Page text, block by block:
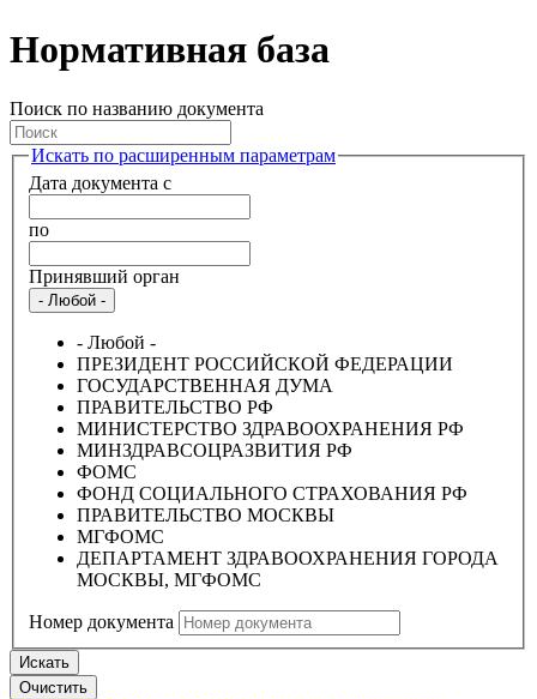
Нормативная база
Поиск по названию документа
Искать по расширенным параметрам
Дата документа с
по
Принявший орган
- Любой -
- Любой -
ПРЕЗИДЕНТ РОССИЙСКОЙ ФЕДЕРАЦИИ
ГОСУДАРСТВЕННАЯ ДУМА
ПРАВИТЕЛЬСТВО РФ
МИНИСТЕРСТВО ЗДРАВООХРАНЕНИЯ РФ
МИНЗДРАВСОЦРАЗВИТИЯ РФ
ФОМС
ФОНД СОЦИАЛЬНОГО СТРАХОВАНИЯ РФ
ПРАВИТЕЛЬСТВО МОСКВЫ
МГФОМС
ДЕПАРТАМЕНТ ЗДРАВООХРАНЕНИЯ ГОРОДА
МОСКВЫ, МГФОМС
Номер документа
Искать
Очистить